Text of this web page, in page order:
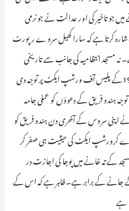
تاخیر کی اور عدالت نے جو نرمی
کرتا ہے کہ سارا کھیل سروے رپورٹ
نہ مسجد انتظامیہ کی جانب سے تاریخی
شواہد پر غور کیا گیا اور نہ ہی 1991کے پلیس آف ورشپ ایکٹ پر توجہ دی
ہندو فریق کے دعوؤں کو عملی جامہ
اپنی سروس کے آخری دن ہندو فریق کو
کرورشپ ایکٹ کی حیثیت ہی صفر کر
کے تہ خانے میں پوجا کی اجازت در
جانے کے برابر ہے۔ظاہر ہے کہ اس کے
ہے